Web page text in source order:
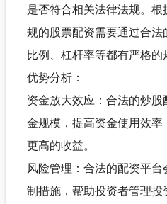
是否符合相关法律法规。
规的股票配资需要通过合
比例、杠杆率等都有严格的
优势分析：
资金放大效应：合法的炒
金规模，提高资金使用效
更高的收益。
风险管理：合法的配资平
制措施，帮助投资者管理投